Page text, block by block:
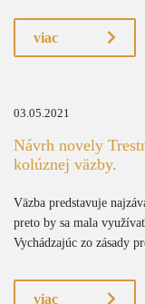
viac
03.05.2021
Návrh novely
kolúznej väzby.
Väzba predstavuje
preto by sa mala
Vychádzajúc zo zásady
viac